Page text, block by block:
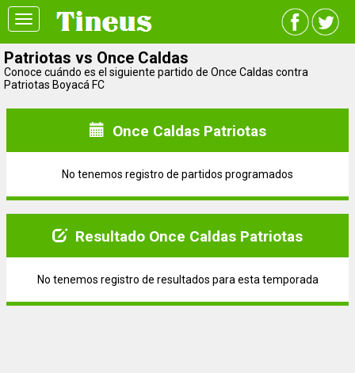
Toggle
navigation
Patriotas vs Once Caldas
Conoce cuándo es el siguiente partido de Once Caldas contra
Patriotas Boyacá FC
Once Caldas Patriotas
No tenemos registro de partidos programados
Resultado Once Caldas Patriotas
No tenemos registro de resultados para esta temporada